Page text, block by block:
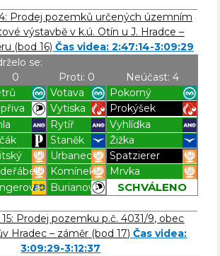
Prodej pozemků určených územním
výstavbě v k.ú. Otín u J. Hradce –
(bod 16) Čas videa: 2:47:14-3:09:29
se:
0
Proti: 0
Neúčast: 4
Votava
Pokorný
Vytiska
Prokýšek
Rytíř
Vyhlídka
Staněk
Žižka
Urbanec
Spatzierer
Komínek
Mrvka
Burianová SCHVÁLENO
15: Prodej pozemku p.č. 4031/9, obec
Hradec – záměr (bod 17) Čas videa:
3:09:29-3:12:37